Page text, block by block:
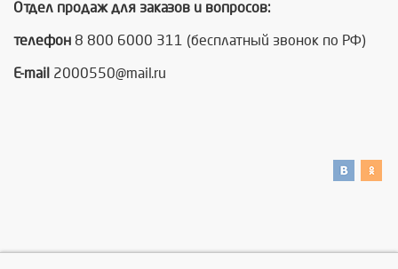
Отдел продаж для заказов и вопросов:
телефон 8 800 6000 311 (бесплатный звонок по РФ)
E-mail 2000550@mail.ru